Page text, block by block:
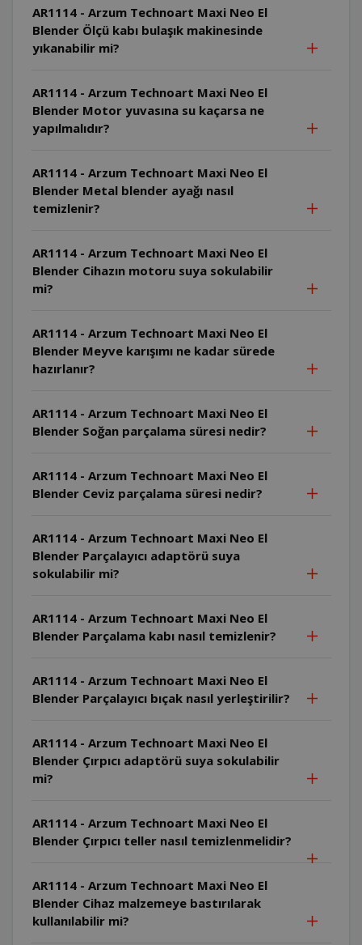
AR1114 - Arzum Technoart Maxi Neo El
Blender Ölçü kabı bulaşık makinesinde
yıkanabilir mi?
AR1114 - Arzum Technoart Maxi Neo El
Blender Motor yuvasına su kaçarsa ne
yapılmalıdır?
AR1114 - Arzum Technoart Maxi Neo El
Blender Metal blender ayağı nasıl
temizlenir?
AR1114 - Arzum Technoart Maxi Neo El
Blender Cihazın motoru suya sokulabilir
mi?
AR1114 - Arzum Technoart Maxi Neo El
Blender Meyve karışımı ne kadar sürede
hazırlanır?
AR1114 - Arzum Technoart Maxi Neo El
Blender Soğan parçalama süresi nedir?
AR1114 - Arzum Technoart Maxi Neo El
Blender Ceviz parçalama süresi nedir?
AR1114 - Arzum Technoart Maxi Neo El
Blender Parçalayıcı adaptörü suya
sokulabilir mi?
AR1114 - Arzum Technoart Maxi Neo El
Blender Parçalama kabı nasıl temizlenir?
AR1114 - Arzum Technoart Maxi Neo El
Blender Parçalayıcı bıçak nasıl yerleştirilir?
AR1114 - Arzum Technoart Maxi Neo El
Blender Çırpıcı adaptörü suya sokulabilir
mi?
AR1114 - Arzum Technoart Maxi Neo El
Blender Çırpıcı teller nasıl temizlenmelidir?
AR1114 - Arzum Technoart Maxi Neo El
Blender Cihaz malzemeye bastırılarak
kullanılabilir mi?